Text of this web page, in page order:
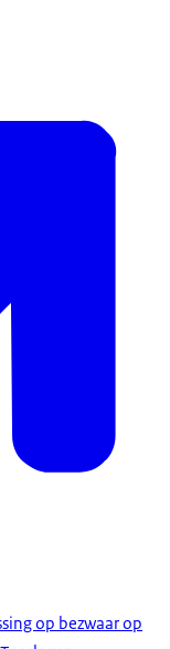
op bezwaar op